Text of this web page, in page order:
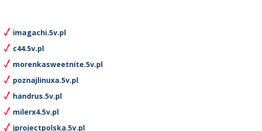
imagachi.5v.pl
c44.5v.pl
morenkasweetnite.5v.pl
poznajlinuxa.5v.pl
handrus.5v.pl
milerx4.5v.pl
jprojectpolska.5v.pl